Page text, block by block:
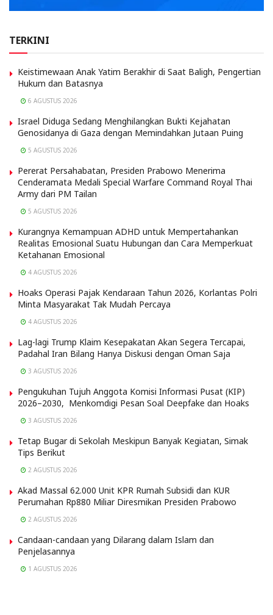
TERKINI
Keistimewaan Anak Yatim Berakhir di Saat Baligh, Pengertian
Hukum dan Batasnya
6 AGUSTUS 2026
Israel Diduga Sedang Menghilangkan Bukti Kejahatan
Genosidanya di Gaza dengan Memindahkan Jutaan Puing
5 AGUSTUS 2026
Pererat Persahabatan, Presiden Prabowo Menerima
Cenderamata Medali Special Warfare Command Royal Thai
Army dari PM Tailan
5 AGUSTUS 2026
Kurangnya Kemampuan ADHD untuk Mempertahankan
Realitas Emosional Suatu Hubungan dan Cara Memperkuat
Ketahanan Emosional
4 AGUSTUS 2026
Hoaks Operasi Pajak Kendaraan Tahun 2026, Korlantas Polri
Minta Masyarakat Tak Mudah Percaya
4 AGUSTUS 2026
Lag-lagi Trump Klaim Kesepakatan Akan Segera Tercapai,
Padahal Iran Bilang Hanya Diskusi dengan Oman Saja
3 AGUSTUS 2026
Pengukuhan Tujuh Anggota Komisi Informasi Pusat (KIP)
2026–2030, Menkomdigi Pesan Soal Deepfake dan Hoaks
3 AGUSTUS 2026
Tetap Bugar di Sekolah Meskipun Banyak Kegiatan, Simak
Tips Berikut
2 AGUSTUS 2026
Akad Massal 62.000 Unit KPR Rumah Subsidi dan KUR
Perumahan Rp880 Miliar Diresmikan Presiden Prabowo
2 AGUSTUS 2026
Candaan-candaan yang Dilarang dalam Islam dan
Penjelasannya
1 AGUSTUS 2026